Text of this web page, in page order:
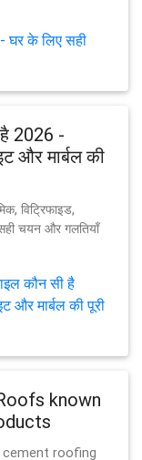
घर के लिए सही
2026 -
और मार्बल की
विट्रिफाइड,
चयन और गलतियाँ
कौन सी है
और मार्बल की पूरी
known
roofing